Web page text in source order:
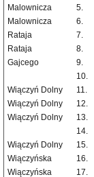
Malownicza
5.
Malownicza
6.
Rataja
7.
Rataja
8.
Gajcego
9.
10.
Wiączyń Dolny
11.
Wiączyń Dolny
12.
Wiączyń Dolny
13.
14.
Wiączyń Dolny
15.
Wiączyńska
16.
Wiączyńska
17.